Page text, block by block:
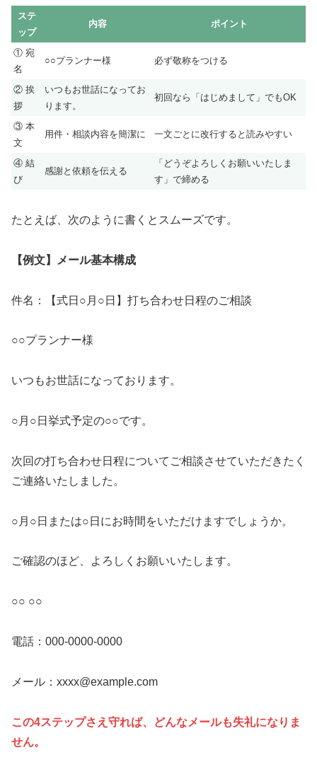
ステ
ップ
内容 ポイント
① 宛
名
○○プランナー様 必ず敬称をつける
② 挨
拶
いつもお世話になってお
ります。
初回なら「はじめまして」でもOK
③ 本
文
用件・相談内容を簡潔に 一文ごとに改行すると読みやすい
④ 結
び
感謝と依頼を伝える
「どうぞよろしくお願いいたしま
す」で締める
たとえば、次のように書くとスムーズです。
【例文】メール基本構成
件名：【式日○月○日】打ち合わせ日程のご相談
○○プランナー様
いつもお世話になっております。
○月○日挙式予定の○○です。
次回の打ち合わせ日程についてご相談させていただきたく
ご連絡いたしました。
○月○日または○日にお時間をいただけますでしょうか。
ご確認のほど、よろしくお願いいたします。
○○ ○○
電話：000-0000-0000
メール：xxxx@example.com
この4ステップさえ守れば、どんなメールも失礼になりま
せん。